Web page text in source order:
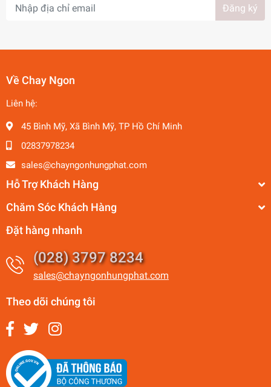
Đăng ký
Về Chay Ngon
Liên hệ:
45 Bình Mỹ, Xã Bình Mỹ, TP Hồ Chí Minh
02837978234
sales@chayngonhungphat.com
Hỗ Trợ Khách Hàng
Chăm Sóc Khách Hàng
Đặt hàng nhanh
(028) 3797 8234
sales@chayngonhungphat.com
Theo dõi chúng tôi